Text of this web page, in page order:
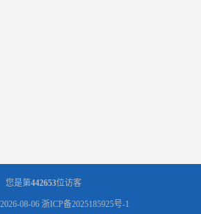
您是第442653位访客
08-06 浙ICP备2025185925号-1